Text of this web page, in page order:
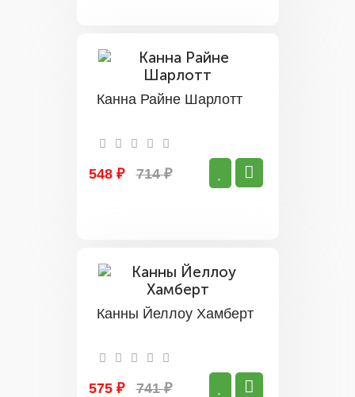
Канна Райне Шарлотт
548 ₽ 714 ₽
Канны Йеллоу Хамберт
575 ₽ 741 ₽